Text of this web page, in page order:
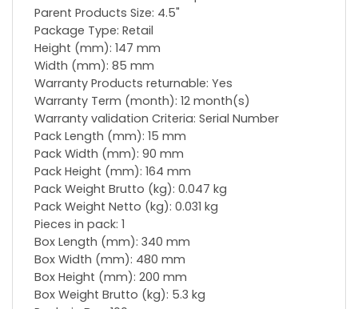
Parent Products Size: 4.5"
Package Type: Retail
Height (mm): 147 mm
Width (mm): 85 mm
Warranty Products returnable: Yes
Warranty Term (month): 12 month(s)
Warranty validation Criteria: Serial Number
Pack Length (mm): 15 mm
Pack Width (mm): 90 mm
Pack Height (mm): 164 mm
Pack Weight Brutto (kg): 0.047 kg
Pack Weight Netto (kg): 0.031 kg
Pieces in pack: 1
Box Length (mm): 340 mm
Box Width (mm): 480 mm
Box Height (mm): 200 mm
Box Weight Brutto (kg): 5.3 kg